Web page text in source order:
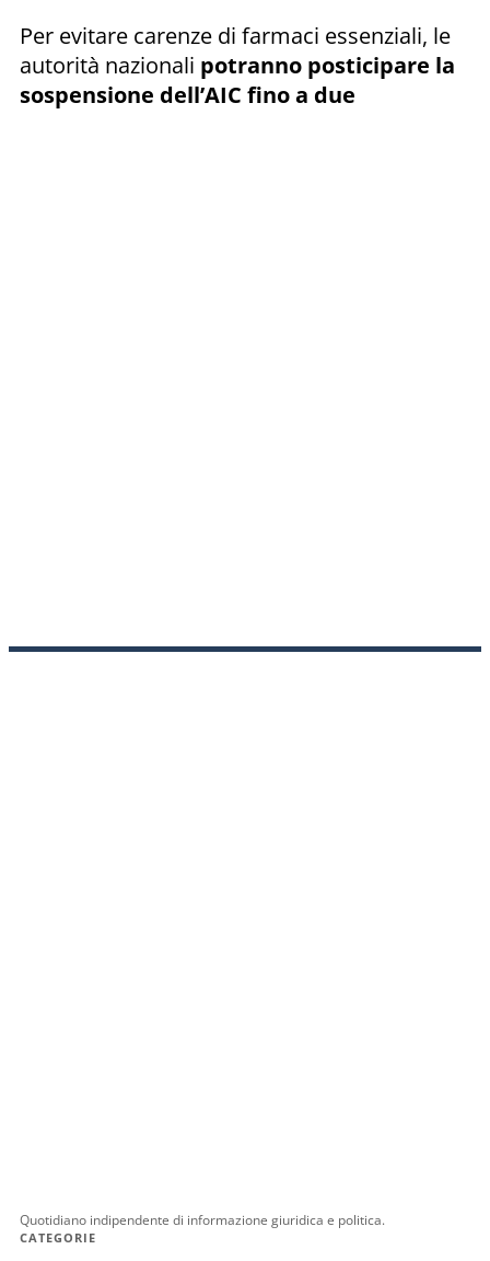
Per evitare carenze di farmaci essenziali, le
autorità nazionali potranno posticipare la
sospensione dell’AIC fino a due
Quotidiano indipendente di informazione giuridica e politica.
CATEGORIE